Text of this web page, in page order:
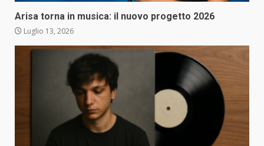
Arisa torna in musica: il nuovo progetto 2026
Luglio 13, 2026